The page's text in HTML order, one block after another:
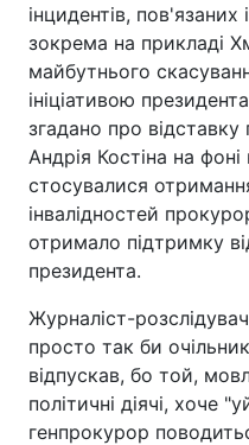
інцидентів,
зокрема на прикладі
майбутнього
ініціативою
згадано про
Андрія Костіна на
стосувалися
інвалідностей
отримало підтримку
президента.
Журналіст-
просто так би
відпускав, бо той,
політичні діячі, хоче
генпрокурор